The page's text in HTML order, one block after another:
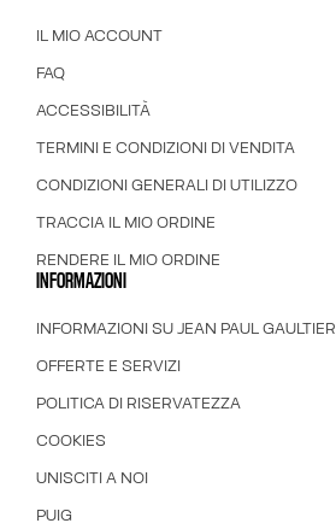
IL MIO ACCOUNT
FAQ
ACCESSIBILITÀ
TERMINI E CONDIZIONI DI VENDITA
CONDIZIONI GENERALI DI UTILIZZO
TRACCIA IL MIO ORDINE
RENDERE IL MIO ORDINE
INFORMAZIONI
INFORMAZIONI SU JEAN PAUL GAULTIER
OFFERTE E SERVIZI
POLITICA DI RISERVATEZZA
COOKIES
UNISCITI A NOI
PUIG